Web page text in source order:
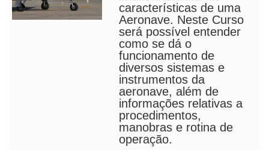
características de uma
Aeronave. Neste Curso
será possível entender
como se dá o
funcionamento de
diversos sistemas e
instrumentos da
aeronave, além de
informações relativas a
procedimentos,
manobras e rotina de
operação.